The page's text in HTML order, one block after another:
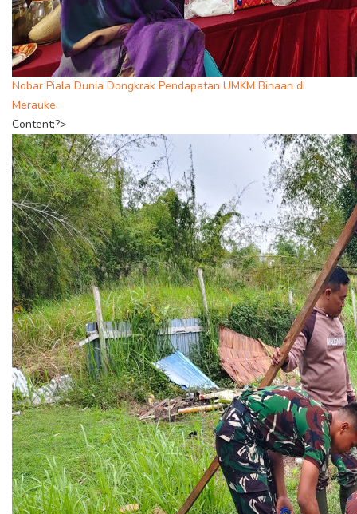
Nobar Piala Dunia Dongkrak Pendapatan UMKM Binaan di
Merauke
Content;?>